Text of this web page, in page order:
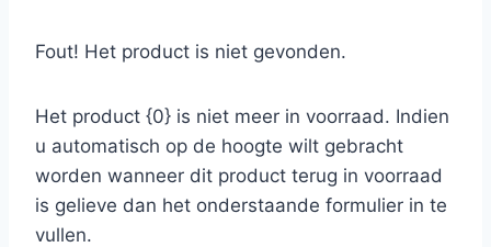
Fout! Het product is niet gevonden.
Het product {0} is niet meer in voorraad. Indien
u automatisch op de hoogte wilt gebracht
worden wanneer dit product terug in voorraad
is gelieve dan het onderstaande formulier in te
vullen.